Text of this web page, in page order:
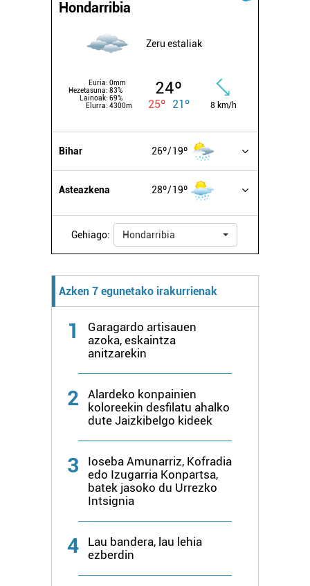
Hondarribia
Zeru estaliak
Euria: 0mm
Hezetasuna: 83%
Lainoak: 69%
Elurra: 4300m
24º
25º 21º 8 km/h
Bihar 26º 19º
Asteazkena 28º 19º
Gehiago: Hondarribia
Azken 7 egunetako irakurrienak
1
Garagardo artisauen
azoka, eskaintza
anitzarekin
2
Alardeko konpainien
koloreekin desfilatu ahalko
dute Jaizkibelgo kideek
3
Ioseba Amunarriz, Kofradia
edo Izugarria Konpartsa,
batek jasoko du Urrezko
Intsignia
4
Lau bandera, lau lehia
ezberdin